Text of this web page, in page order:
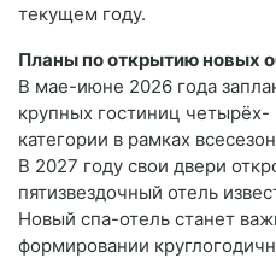
текущем году.
Планы по открытию новых
В мае-июне 2026 года
крупных гостиниц четырёх-
категории в рамках
В 2027 году свои двери
пятизвездочный отель
Новый спа-отель станет
формировании